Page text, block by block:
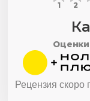
1 2
Рецензия скоро